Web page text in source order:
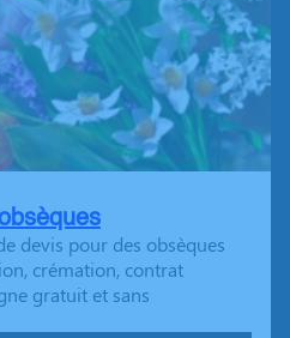
devis pour des obsèques
crémation, contrat
gratuit et sans